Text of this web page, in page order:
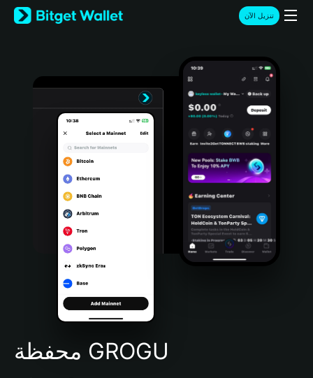
English
日本語
Türkçe
Português (Portugal)
Bahasa Indonesia
Português (Brasil)
Español (Argentina)
تنزيل الآن
محفظة GROGU